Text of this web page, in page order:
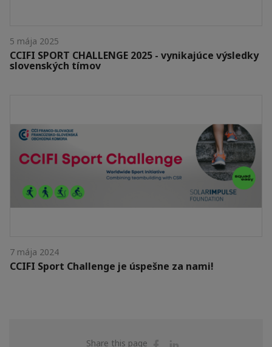
5 mája 2025
CCIFI SPORT CHALLENGE 2025 - vynikajúce výsledky
slovenských tímov
7 mája 2024
CCIFI Sport Challenge je úspešne za nami!
Share this page
Share